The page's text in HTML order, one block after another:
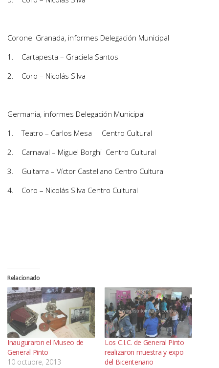
Coronel Granada, informes Delegación Municipal
1. Cartapesta – Graciela Santos
2. Coro – Nicolás Silva
Germania, informes Delegación Municipal
1. Teatro – Carlos Mesa Centro Cultural
2. Carnaval – Miguel Borghi Centro Cultural
3. Guitarra – Víctor Castellano Centro Cultural
4. Coro – Nicolás Silva Centro Cultural
Relacionado
Inauguraron el Museo de
General Pinto
10 octubre, 2013
Los C.I.C. de General Pinto
realizaron muestra y expo
del Bicentenario